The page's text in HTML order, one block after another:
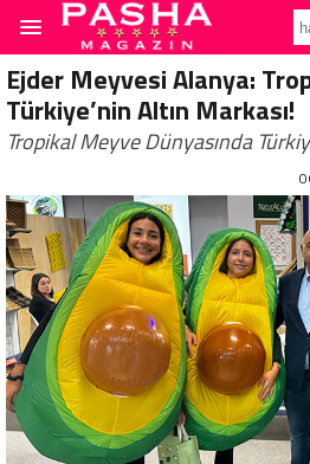
Ejder Meyvesi Alanya:
Türkiye’nin Altın Markası!
Tropikal Meyve Dünyasında